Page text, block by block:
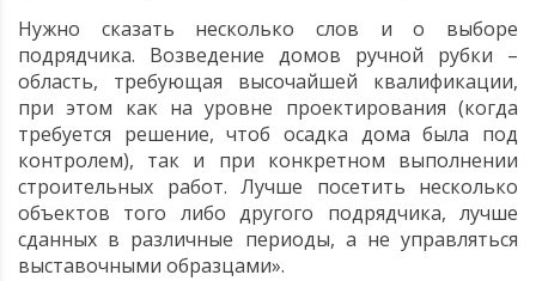
Нужно сказать несколько слов и о выборе
подрядчика. Возведение домов ручной рубки –
область, требующая высочайшей квалификации,
при этом как на уровне проектирования (когда
требуется решение, чтоб осадка дома была под
контролем), так и при конкретном выполнении
строительных работ. Лучше посетить несколько
объектов того либо другого подрядчика, лучше
сданных в различные периоды, а не управляться
выставочными образцами».